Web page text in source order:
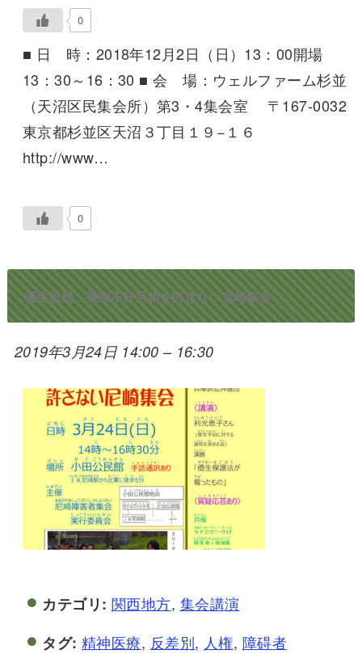
0
■ 日 時：2018年12月2日（日）13：00開場
13：30～16：30 ■ 会 場：ウェルファーム杉並
（天沼区民集会所）第3・4集会室 〒167-0032
東京都杉並区天沼３丁目１９−１６
http://www…
0
優生思想・強制不妊手術を許さない尼崎集会
2019年3月24日 14:00 – 16:30
カテゴリ: 関西地方, 集会講演
タグ: 精神医療, 反差別, 人権, 障碍者